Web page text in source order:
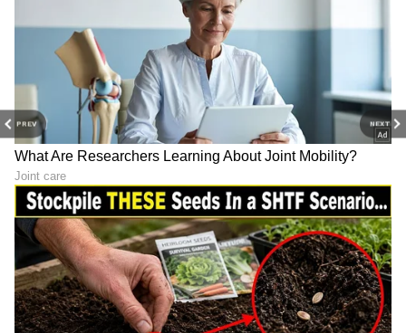
PREV NEXT
ಮೀನ ರಾಶಿ
ಈ ಸಮಯದಲ್ಲಿ ಉದ್ಯೋಗಗಳನ್ನು ಬದಲಾಯಿಸುವುದು
ಅಥವಾ ನಿಮ್ಮ ಸ್ವಂತ ವ್ಯವಹಾರವನ್ನು ಪ್ರಾರಂಭಿಸುವುದು
ಪ್ರಯೋಜನಕಾರಿಯಾಗಿದೆ. ಬಾಕಿ ಇರುವ ಯಾವುದೇ
ಪಾವತಿಗಳನ್ನು ತೆರವುಗೊಳಿಸಲಾಗುತ್ತದೆ. ಪಂಚಕ ಸಮಯದಲ್ಲಿ
ಅವಿವಾಹಿತರು ತಮ್ಮ ಅಪೇಕ್ಷಿತ ಸಂಗಾತಿಯೊಂದಿಗೆ
ವಿವಾಹಗಳನ್ನು ಏರ್ಪಡಿಸಲು ಸಾಧ್ಯವಾಗಬಹುದು.
LATEST VIDEOS